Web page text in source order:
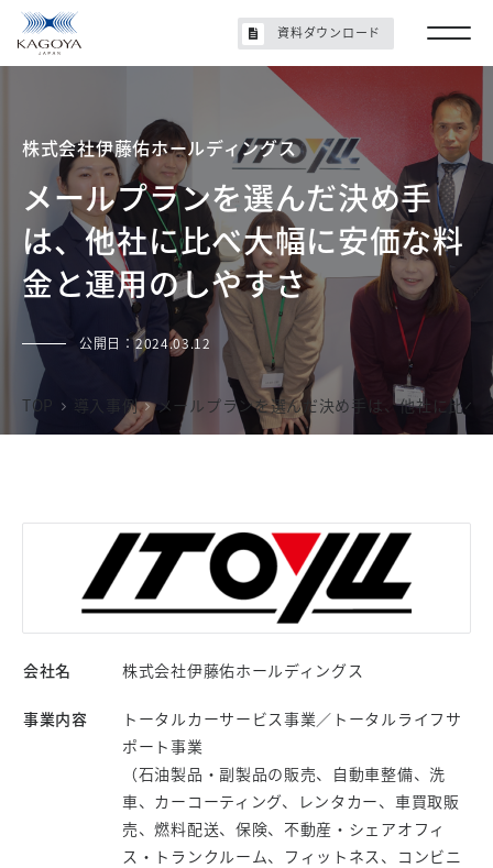
メールプランを選んだ決め手
は、他社に比べ大幅に安価な料
金と運用のしやすさ
株式会社伊藤佑ホールディングス
公開日：2024.03.12
TOP 導入事例 メールプランを選んだ決め手は、他社に比べ
会社名 株式会社伊藤佑ホールディングス
事業内容
トータルカーサービス事業／トータルライフサ
ポート事業
（石油製品・副製品の販売、自動車整備、洗
車、カーコーティング、レンタカー、車買取販
売、燃料配送、保険、不動産・シェアオフィ
ス・トランクルーム、フィットネス、コンビニ
資料ダウンロード